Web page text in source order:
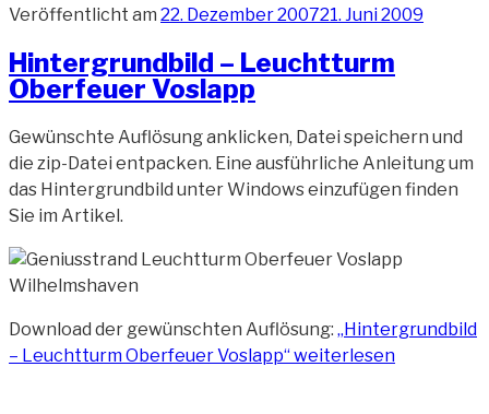
Veröffentlicht am 22. Dezember 200721. Juni 2009
Hintergrundbild – Leuchtturm
Oberfeuer Voslapp
Gewünschte Auflösung anklicken, Datei speichern und
die zip-Datei entpacken. Eine ausführliche Anleitung um
das Hintergrundbild unter Windows einzufügen finden
Sie im Artikel.
Download der gewünschten Auflösung: „Hintergrundbild
– Leuchtturm Oberfeuer Voslapp“weiterlesen